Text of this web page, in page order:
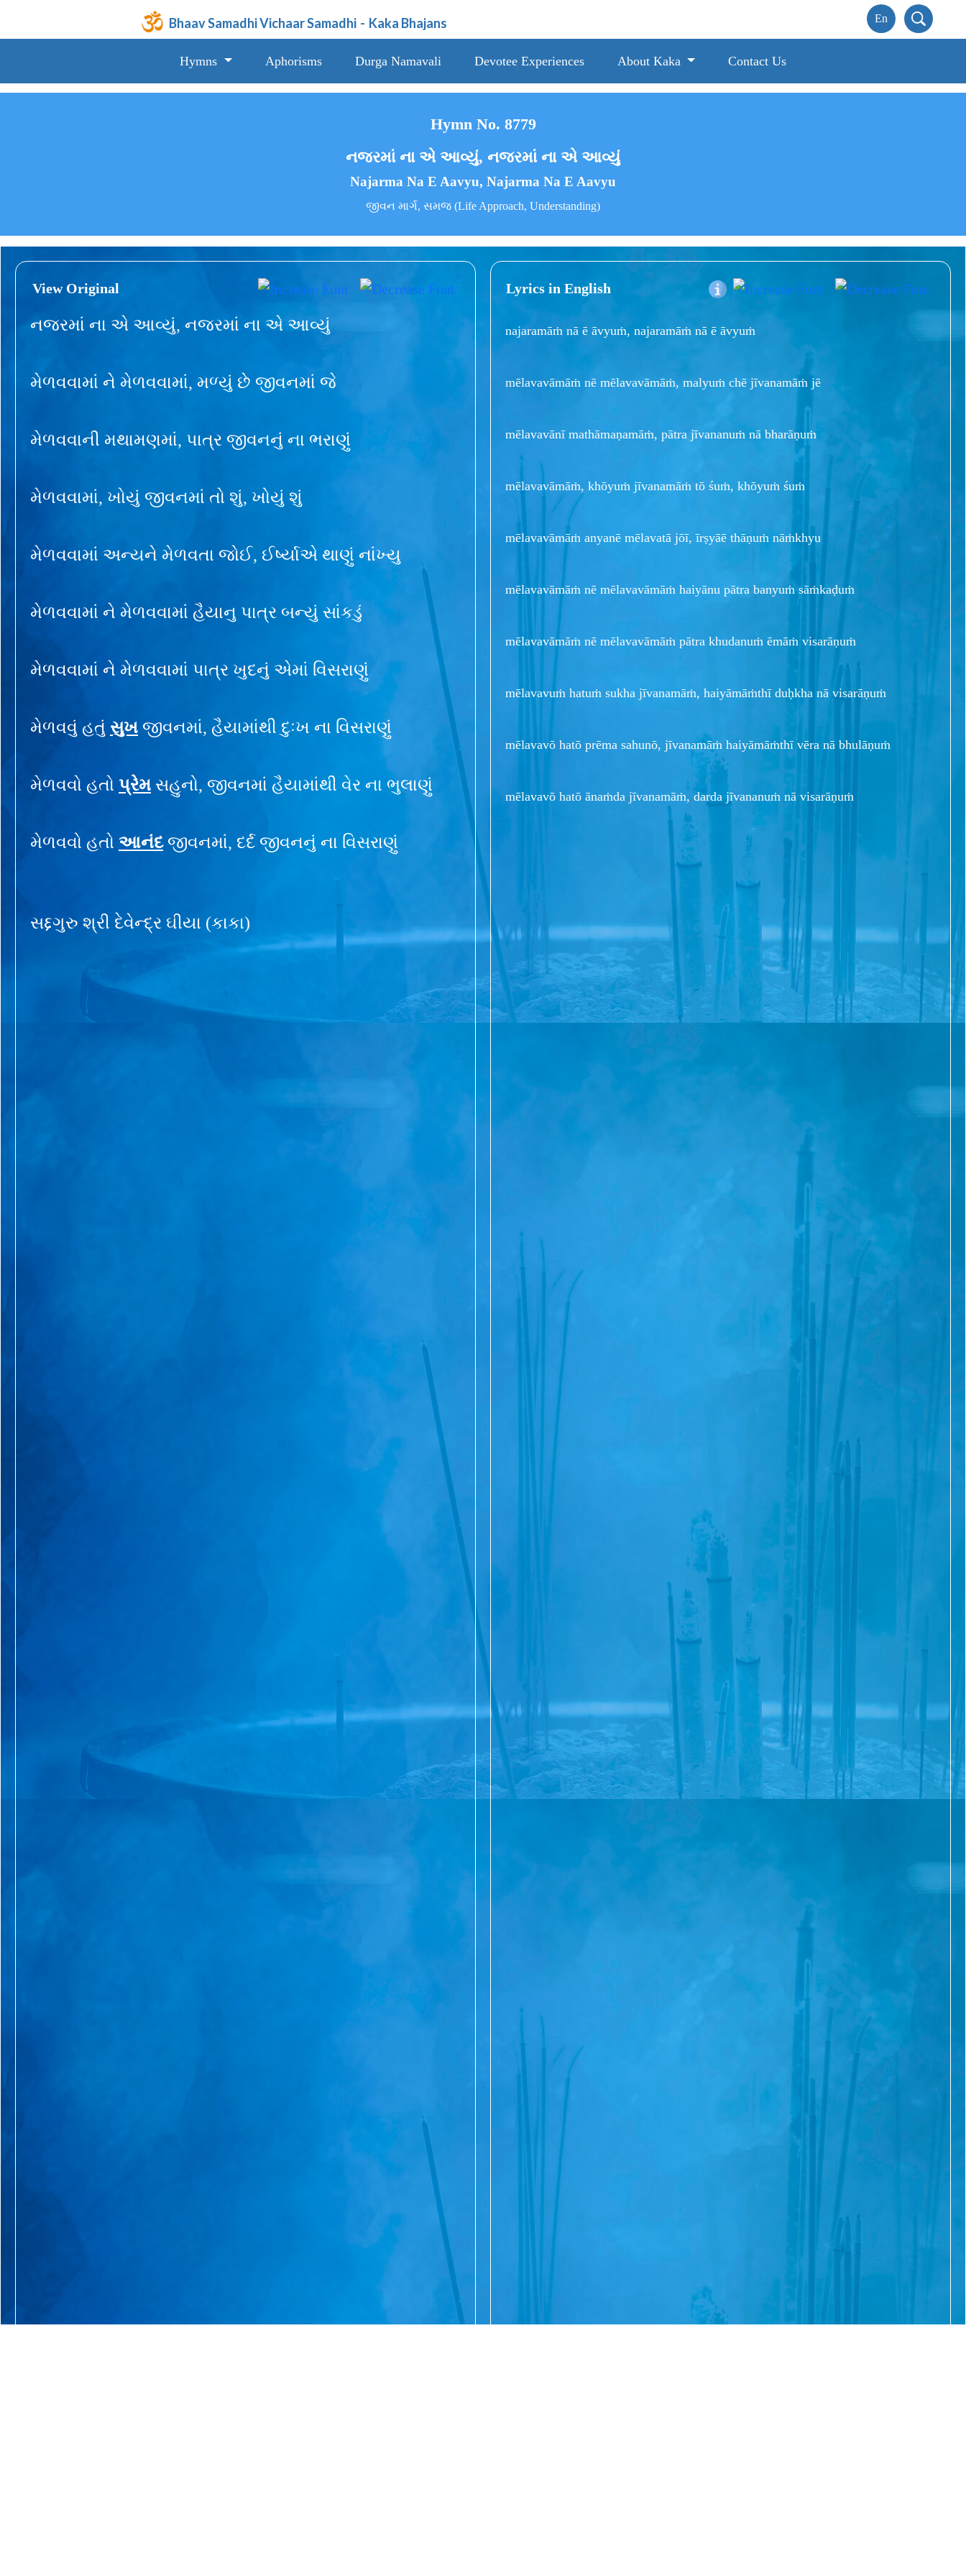
Bhaav Samadhi Vichaar Samadhi - Kaka Bhajans
Hymns Aphorisms Durga Namavali Devotee Experiences About Kaka Contact Us
Hymn No. 8779
નજરમાં ના એ આવ્યું, નજરમાં ના એ આવ્યું
Najarma Na E Aavyu, Najarma Na E Aavyu
જીવન માર્ગ, સમજ (Life Approach, Understanding)
View Original
નજરમાં ના એ આવ્યું, નજરમાં ના એ આવ્યું
મેળવવામાં ને મેળવવામાં, મળ્યું છે જીવનમાં જે
મેળવવાની મથામણમાં, પાત્ર જીવનનું ના ભરાણું
મેળવવામાં, ખોયું જીવનમાં તો શું, ખોયું શું
મેળવવામાં અન્યને મેળવતા જોઈ, ઈર્ષ્યાએ થાણું નાંખ્યુ
મેળવવામાં ને મેળવવામાં હૈયાનુ પાત્ર બન્યું સાંકડું
મેળવવામાં ને મેળવવામાં પાત્ર ખુદનું એમાં વિસરાણું
મેળવવું હતું સુખ જીવનમાં, હૈયામાંથી દુઃખ ના વિસરાણું
મેળવવો હતો પ્રેમ સહુનો, જીવનમાં હૈયામાંથી વેર ના ભુલાણું
મેળવવો હતો આનંદજીવનમાં, દર્દ જીવનનું ના વિસરાણું
સદ્દગુરુ શ્રી દેવેન્દ્ર ઘીયા (કાકા)
Lyrics in English
najaramāṁ nā ē āvyuṁ, najaramāṁ nā ē āvyuṁ
mēlavavāmāṁ nē mēlavavāmāṁ, malyuṁ chē jīvanamāṁ jē
mēlavavānī mathāmaṇamāṁ, pātra jīvananuṁ nā bharāṇuṁ
mēlavavāmāṁ, khōyuṁ jīvanamāṁ tō śuṁ, khōyuṁ śuṁ
mēlavavāmāṁ anyanē mēlavatā jōī, īrṣyāē thāṇuṁ nāṁkhyu
mēlavavāmāṁ nē mēlavavāmāṁ haiyānu pātra banyuṁ sāṁkaḍuṁ
mēlavavāmāṁ nē mēlavavāmāṁ pātra khudanuṁ ēmāṁ visarāṇuṁ
mēlavavuṁ hatuṁ sukha jīvanamāṁ, haiyāmāṁthī duḥkha nā visarāṇuṁ
mēlavavō hatō prēma sahunō, jīvanamāṁ haiyāmāṁthī vēra nā bhulāṇuṁ
mēlavavō hatō ānaṁda jīvanamāṁ, darda jīvananuṁ nā visarāṇuṁ